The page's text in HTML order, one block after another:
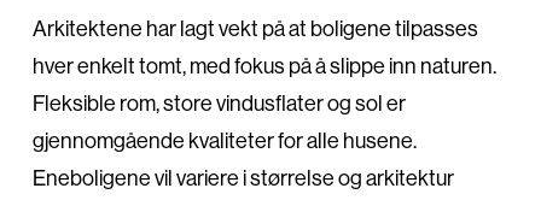
Arkitektene har lagt vekt på at boligene tilpasses
hver enkelt tomt, med fokus på å slippe inn naturen.
Fleksible rom, store vindusflater og sol er
gjennomgående kvaliteter for alle husene.
Eneboligene vil variere i størrelse og arkitektur